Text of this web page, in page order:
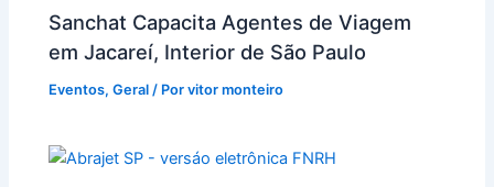
Sanchat Capacita Agentes de Viagem
em Jacareí, Interior de São Paulo
Eventos,Geral / Porvitor monteiro